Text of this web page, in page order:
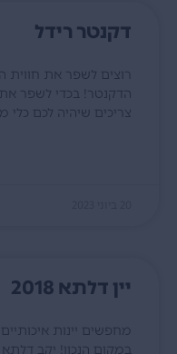
דקנטר רידל
רוצים לשפר את חווית
הדקנטר! בכדי לשפר
צריכים שיהיה לכם כלי
יין דלתא 2018
מחפשים יינות
במקום הנכון! יקב